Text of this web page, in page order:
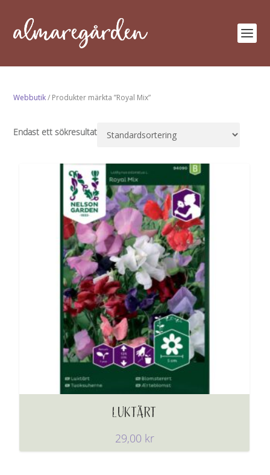
Webbutik/ Produkter märkta ”Royal Mix”
Endast ett sökresultat
LUKTÄRT
29,00 kr